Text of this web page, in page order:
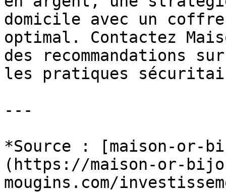
domicile avec un
optimal. Contactez
des recommandations
les pratiques
---
*Source : [maison-or-
(https://maison-or-
mougins.com/